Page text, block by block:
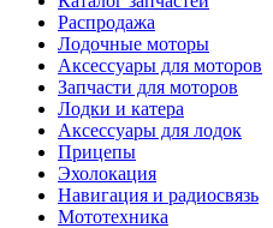
Распродажа
Лодочные моторы
Аксессуары для моторов
Запчасти для моторов
Лодки и катера
Аксессуары для лодок
Прицепы
Эхолокация
Навигация и радиосвязь
Мототехника